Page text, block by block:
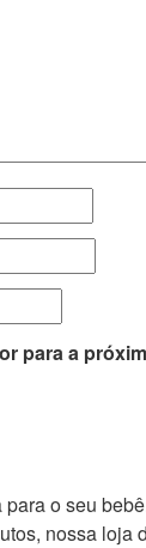
para a
o seu
nossa